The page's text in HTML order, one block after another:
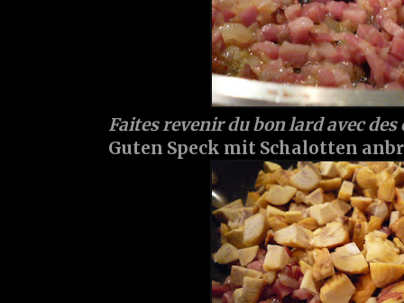
Faites revenir du bon lard avec des
Guten Speck mit Schalotten